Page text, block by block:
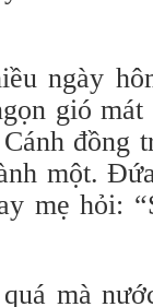
ngày
gió
đồng
một.
mẹ hỏi:
mà